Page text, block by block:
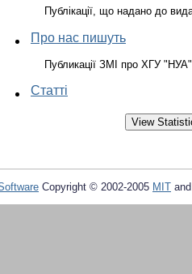
Публікації, що надано до
Про нас пишуть
Публикації ЗМІ про ХГУ "НУА"
Статті
Copyright © 2002-2005 MIT